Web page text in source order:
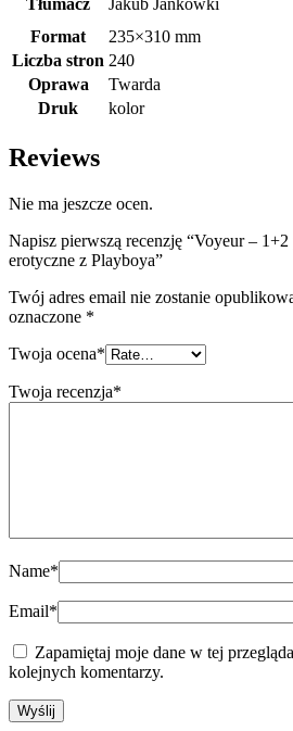
Format
235×310 mm
Liczba stron 240
Oprawa
Twarda
Druk
kolor
Reviews
Nie ma jeszcze ocen.
Napisz pierwszą recenzję “Voyeur –
erotyczne z Playboya”
Twój adres email nie zostanie
oznaczone *
Twoja ocena*
Twoja recenzja*
Name*
Email*
Zapamiętaj moje dane w tej
kolejnych komentarzy.